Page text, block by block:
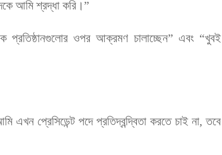
আমি শ্রদ্ধা করি।”
প্রতিষ্ঠানগুলোর ওপর আক্রমণ চালাচ্ছেন” এবং “খুবই
এখন প্রেসিডেন্ট পদে প্রতিদ্বন্দ্বিতা করতে চাই না, তবে